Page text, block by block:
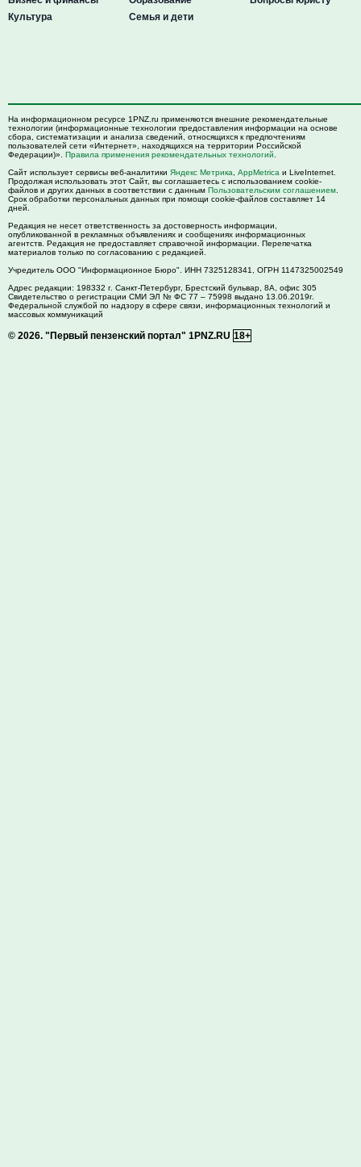
Культура
Семья и дети
На информационном ресурсе 1PNZ.ru применяются внешние рекомендательные
технологии (информационные технологии предоставления информации на основе
сбора, систематизации и анализа сведений, относящихся к предпочтениям
пользователей сети «Интернет», находящихся на территории Российской
Федерации)». Правила применения рекомендательных технологий
Сайт использует сервисы веб-аналитики Яндекс Метрика AppMetrica и LiveInternet.
Продолжая использовать этот Сайт, вы соглашаетесь с использованием cookie-
файлов и других данных в соответствии с данным Пользовательским соглашением
Срок обработки персональных данных при помощи cookie-файлов составляет 14
дней.
Редакция не несет ответственность за достоверность информации,
опубликованной в рекламных объявлениях и сообщениях информационных
агентств. Редакция не предоставляет справочной информации. Перепечатка
материалов только по согласованию с редакцией.
Учредитель ООО "Информационное Бюро". ИНН 7325128341, ОГРН 1147325002549
Адрес редакции: 198332 г. Санкт-Петербург, Брестский бульвар, 8А, офис 305
Свидетельство о регистрации СМИ ЭЛ № ФС 77 – 75998 выдано 13.06.2019г.
Федеральной службой по надзору в сфере связи, информационных технологий и
массовых коммуникаций
© 2026. "Первый пензенский портал" 1PNZ.RU 18+